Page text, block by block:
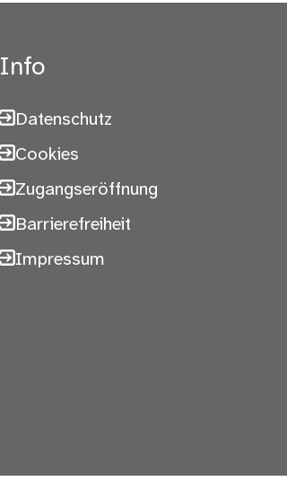
Info
Datenschutz
Cookies
Zugangseröffnung
Barrierefreiheit
Impressum